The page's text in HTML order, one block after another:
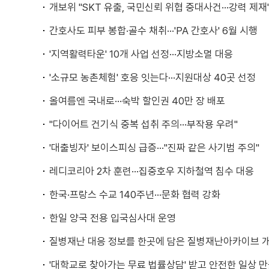
개보위 "SKT 유출, 국민신뢰 위협 중대사건···강력 제재
간호사도 피부 봉합·골수 채취···'PA 간호사' 6월 시행
'지역활력타운' 10개 사업 선정···지방소멸 대응
'소규모 농촌체험' 호응 잇는다···지원대상 40곳 선정
올여름엔 국내로···숙박 할인권 40만 장 배포
"다이어트 건기식 중복 섭취 주의···부작용 우려"
'대출빙자' 보이스피싱 급증···"진짜 같은 사기범 주의"
레디코리아 2차 훈련···집중호우 지하철역 침수 대응
한국·프랑스 수교 140주년···문화 협력 강화
한일 양국 전용 입국심사대 운영
질병재난 대응 정보를 한곳에 담은 질병재난아카이브
'대학교로 찾아가는 무료 법률상담' 받고 안전한 일상